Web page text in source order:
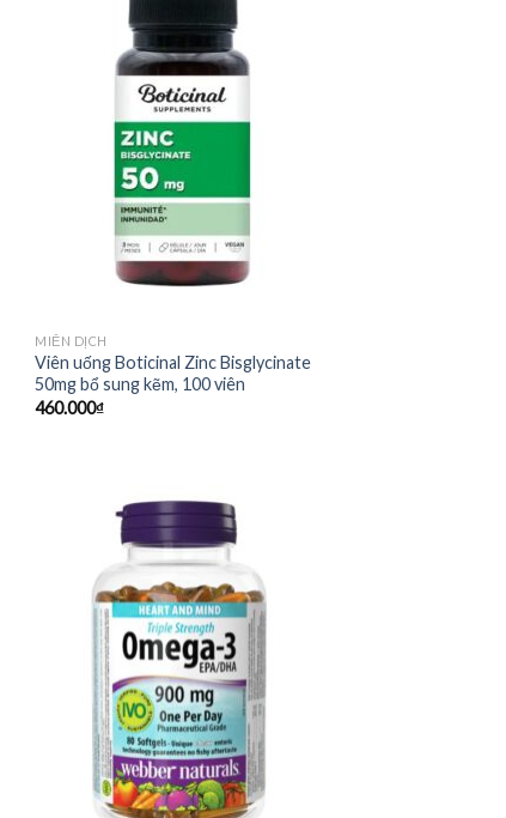
MIỄN DỊCH
Viên uống Boticinal Zinc Bisglycinate
50mg bổ sung kẽm, 100 viên
460.000₫